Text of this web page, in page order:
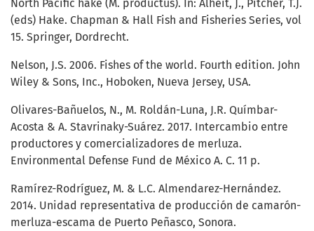
North Pacific hake (M. productus). In: Alheit, J., Pitcher, T.J.
(eds) Hake. Chapman & Hall Fish and Fisheries Series, vol
15. Springer, Dordrecht.
Nelson, J.S. 2006. Fishes of the world. Fourth edition. John
Wiley & Sons, Inc., Hoboken, Nueva Jersey, USA.
Olivares-Bañuelos, N., M. Roldán-Luna, J.R. Químbar-
Acosta & A. Stavrinaky-Suárez. 2017. Intercambio entre
productores y comercializadores de merluza.
Environmental Defense Fund de México A. C. 11 p.
Ramírez-Rodríguez, M. & L.C. Almendarez-Hernández.
2014. Unidad representativa de producción de camarón-
merluza-escama de Puerto Peñasco, Sonora.